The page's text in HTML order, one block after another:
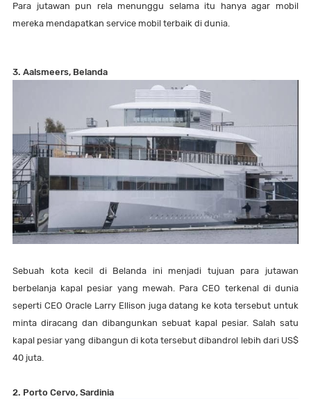
Para jutawan pun rela menunggu selama itu hanya agar mobil
mereka mendapatkan service mobil terbaik di dunia.
3. Aalsmeers, Belanda
Sebuah kota kecil di Belanda ini menjadi tujuan para jutawan
berbelanja kapal pesiar yang mewah. Para CEO terkenal di dunia
seperti CEO Oracle Larry Ellison juga datang ke kota tersebut untuk
minta diracang dan dibangunkan sebuat kapal pesiar. Salah satu
kapal pesiar yang dibangun di kota tersebut dibandrol lebih dari US$
40 juta.
2. Porto Cervo, Sardinia